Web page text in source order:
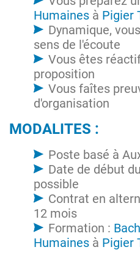
Humaines à Pigier
Dynamique,
sens de l'écoute
Vous êtes
proposition
Vous faîtes
d'organisation
MODALITES :
Poste basé à
Date de début
possible
Contrat en
12 mois
Formation :
Humaines à Pigier